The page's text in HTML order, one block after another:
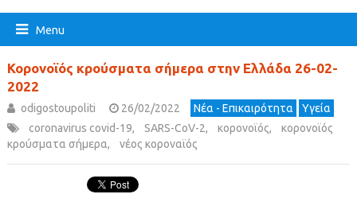
Menu
Κορονοϊός κρούσματα σήμερα στην Ελλάδα 26-02-
2022
odigostoupoliti 26/02/2022 Νέα - Επικαιρότητα
Υγεία
coronavirus covid-19, SARS-CoV-2, κορονοϊός,
κορονοϊός
κρούσματα σήμερα, νέος κοροναϊός